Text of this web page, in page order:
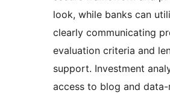
look, while banks can
clearly communicating
evaluation criteria and
support. Investment
access to blog and